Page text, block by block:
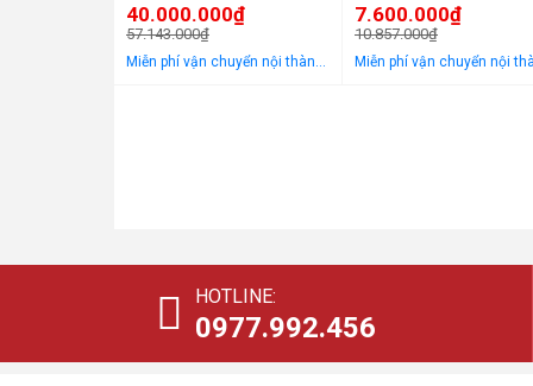
hạng55 sao
57.143.000₫
Giá
gốc
40.000.000₫
Giá
hiện
Miễn phí vận chuyển nội thành Hà Nội Áp dụng cho khách hàng gọi điện, đến trực tiếp hoặc chat! Tặng gói khảo sát, tư vấn, lắp ráp miễn phí trong khu vực nội thành Hà Nội
hạng55 sao
10.857.000₫
Giá
gốc
7.600.000₫
Giá
hiện
HOTLINE:
0977.992.456